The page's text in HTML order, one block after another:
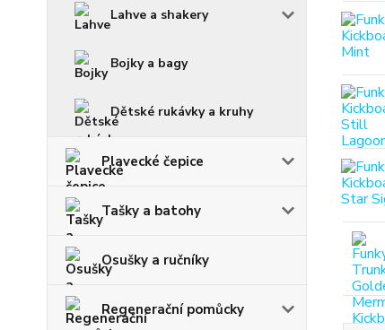
Lahve a shakery
Bojky a bagy
Dětské rukávky a kruhy
Plavecké čepice
Tašky a batohy
Osušky a ručníky
Regenerační pomůcky